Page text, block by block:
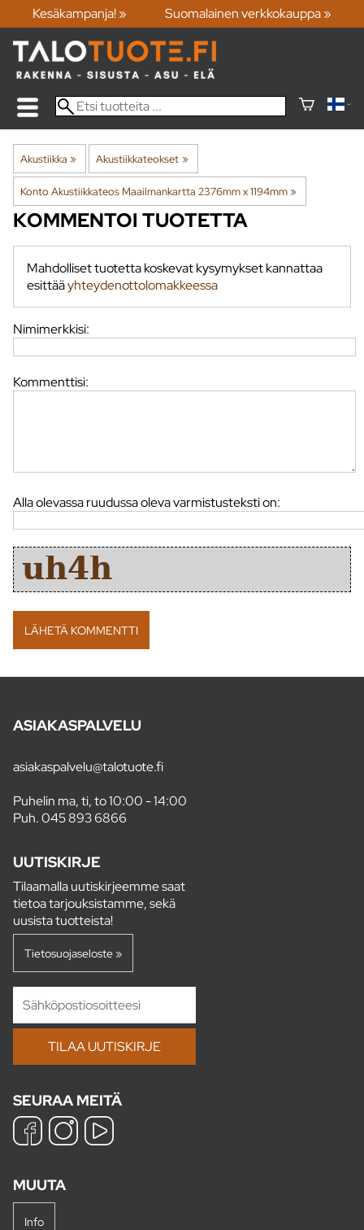
Kesäkampanja! » Suomalainen verkkokauppa »
Akustiikka ‪» Akustiikkateokset ‪»
Konto Akustiikkateos Maailmankartta 2376mm x 1194mm‪»
KOMMENTOI TUOTETTA
Mahdolliset tuotetta koskevat kysymykset kannattaa
esittääyhteydenottolomakkeessa
Nimimerkkisi:
Kommenttisi:
Alla olevassa ruudussa oleva varmistusteksti on:
ASIAKASPALVELU
asiakaspalvelu@talotuote.fi
Puhelin ma, ti, to 10:00 - 14:00
Puh.045 893 6866
UUTISKIRJE
Tilaamalla uutiskirjeemme saat
tietoa tarjouksistamme, sekä
uusista tuotteista!
Tietosuojaseloste »
SEURAA MEITÄ
MUUTA
Info